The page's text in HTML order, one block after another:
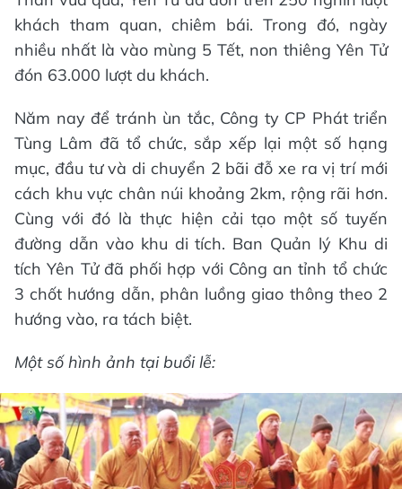
khách tham quan, chiêm bái. Trong đó, ngày
nhiều nhất là vào mùng 5 Tết, non thiêng Yên Tử
đón 63.000 lượt du khách.
Năm nay để tránh ùn tắc, Công ty CP Phát triển
Tùng Lâm đã tổ chức, sắp xếp lại một số hạng
mục, đầu tư và di chuyển 2 bãi đỗ xe ra vị trí mới
cách khu vực chân núi khoảng 2km, rộng rãi hơn.
Cùng với đó là thực hiện cải tạo một số tuyến
đường dẫn vào khu di tích. Ban Quản lý Khu di
tích Yên Tử đã phối hợp với Công an tỉnh tổ chức
3 chốt hướng dẫn, phân luồng giao thông theo 2
hướng vào, ra tách biệt.
Một số hình ảnh tại buổi lễ: